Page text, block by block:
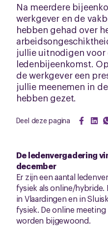
Na meerdere
werkgever en de
hebben gehad over
jullie uitnodigen voor
ledenbijeenkomst.
de werkgever een
jullie meenemen in
hebben gezet.
Deel deze pagina
De ledenvergadering
december
Er zijn een aantal
fysiek als online/hybride.
in Vlaardingen en in
fysiek. De online
worden bijgewoond.